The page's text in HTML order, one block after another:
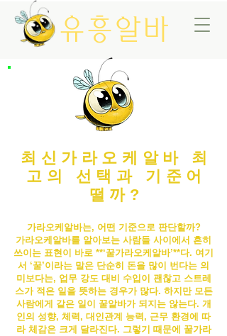
유흥알바
최신가라오케알바 최
고의 선택과 기준어
떨까?
가라오케알바는, 어떤 기준으로 판단할까?
가라오케알바를 알아보는 사람들 사이에서 흔히
쓰이는 표현이 바로 **‘꿀가라오케알바’**다. 여기
서 ‘꿀’이라는 말은 단순히 돈을 많이 번다는 의
미보다는, 업무 강도 대비 수입이 괜찮고 스트레
스가 적은 일을 뜻하는 경우가 많다. 하지만 모든
사람에게 같은 일이 꿀알바가 되지는 않는다. 개
인의 성향, 체력, 대인관계 능력, 근무 환경에 따
라 체감은 크게 달라진다. 그렇기 때문에 꿀가라